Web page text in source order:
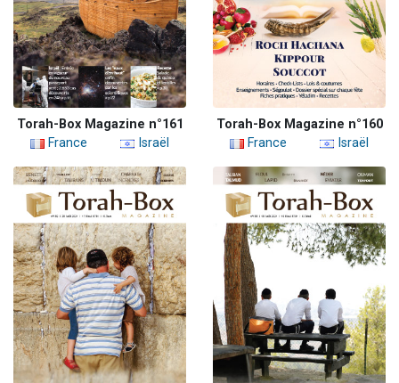
Torah-Box Magazine n°161
France
Israël
Torah-Box Magazine n°160
France
Israël